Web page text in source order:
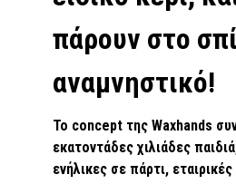
πάρουν στο
αναμνηστικό!
Το concept της Waxhands
εκατοντάδες χιλιάδες
ενήλικες σε πάρτι,